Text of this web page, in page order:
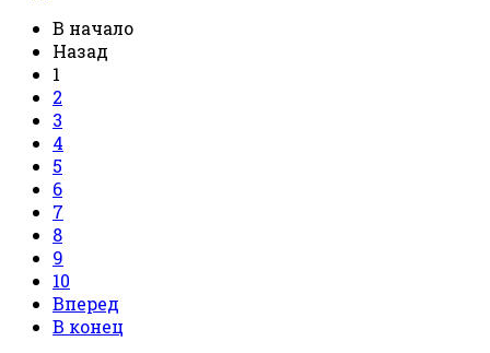
В начало
Назад
1
2
3
4
5
6
7
8
9
10
Вперед
В конец